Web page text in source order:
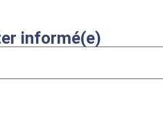
informé(e)